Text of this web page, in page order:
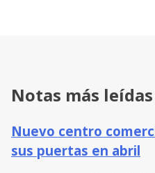
Notas más leídas
Nuevo centro
sus puertas en abril